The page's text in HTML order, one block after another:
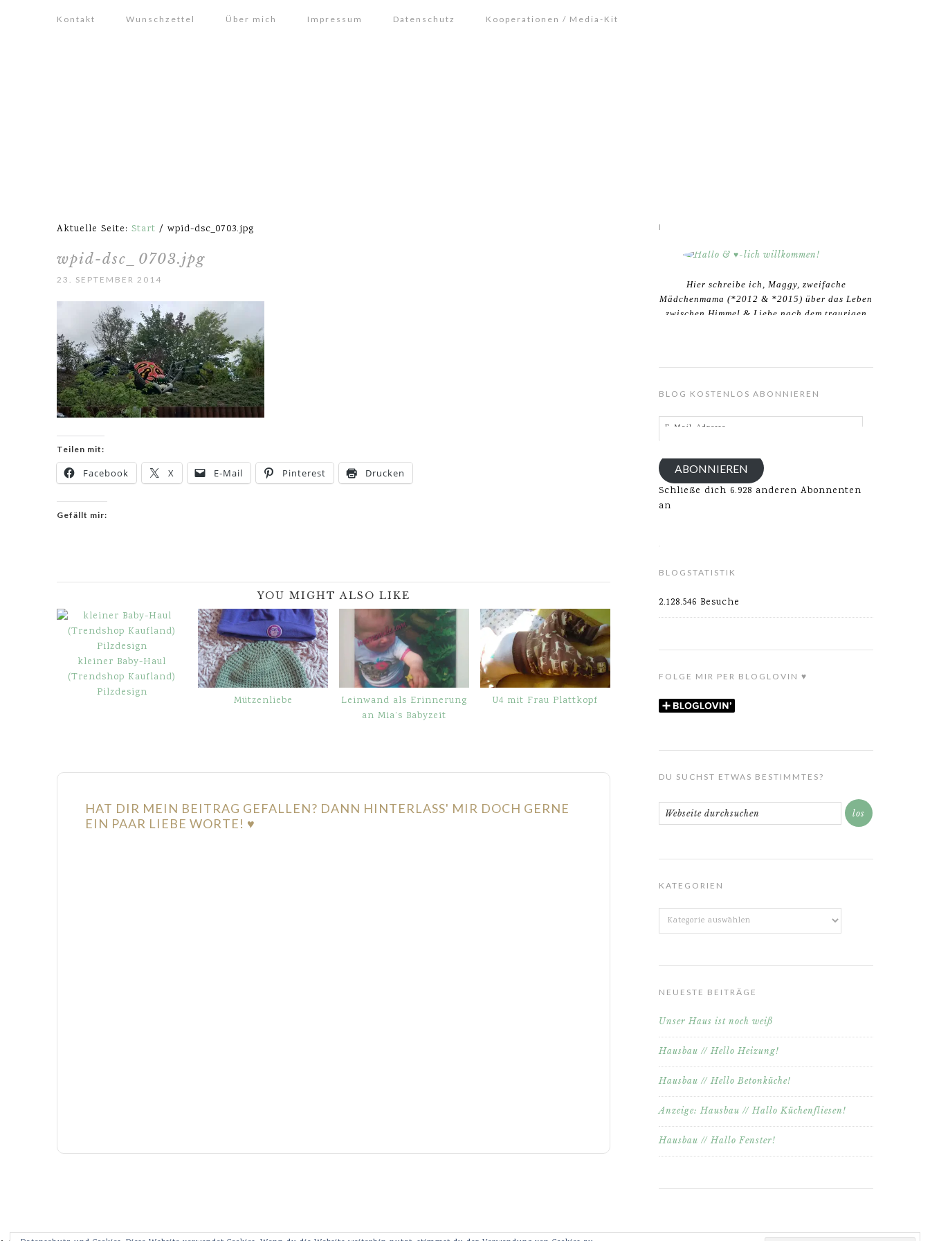
Kontakt Wunschzettel Über mich Impressum Datenschutz Kooperationen / Media-Kit
Aktuelle Seite: Start / wpid-dsc_0703.jpg
wpid-dsc_0703.jpg
23. SEPTEMBER 2014
Teilen mit:
Facebook X E-Mail Pinterest Drucken
Gefällt mir:
YOU MIGHT ALSO LIKE
kleiner Baby-Haul
(Trendshop Kaufland)
Pilzdesign
Mützenliebe
Leinwand als Erinnerung
an Mia’s Babyzeit
U4 mit Frau Plattkopf
HAT DIR MEIN BEITRAG GEFALLEN? DANN HINTERLASS' MIR DOCH GERNE
EIN PAAR LIEBE WORTE! ♥
HALLO & ♥-LICH WILLKOMMEN!
Hier schreibe ich, Maggy, zweifache
Mädchenmama (*2012 & *2015) über das Leben
zwischen Himmel & Liebe nach dem traurigen
BLOG KOSTENLOS ABONNIEREN
E-
Mail-
ABONNIEREN
Schließe dich 6.928 anderen Abonnenten
an
BLOGSTATISTIK
2.128.546 Besuche
FOLGE MIR PER BLOGLOVIN ♥
DU SUCHST ETWAS BESTIMMTES?
KATEGORIEN
Kategorien
NEUESTE BEITRÄGE
Unser Haus ist noch weiß
Hausbau // Hello Heizung!
Hausbau // Hello Betonküche!
Anzeige: Hausbau // Hallo Küchenfliesen!
Hausbau // Hallo Fenster!